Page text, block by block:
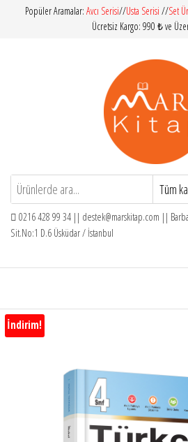
İçeriğePopüler Aramalar: Avcı Serisi//Usta Serisi //Set
Ücretsiz Kargo: 990 ₺ ve
Mars Kitap
0216 428 99 34 || destek@marskitap.com ||
Sit.No:1 D.6 Üsküdar / İstanbul
İndirim!